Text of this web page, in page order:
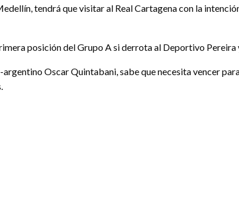
tendrá que visitar al Real Cartagena con la
posición del Grupo A si derrota al Deportivo
Oscar Quintabani, sabe que necesita vencer